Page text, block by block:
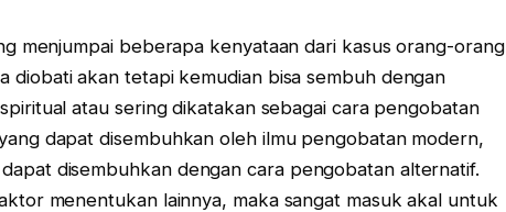
beberapa kenyataan dari kasus orang-orang
diobati akan tetapi kemudian bisa sembuh dengan
atau sering dikatakan sebagai cara pengobatan
dapat disembuhkan oleh ilmu pengobatan modern,
disembuhkan dengan cara pengobatan alternatif.
menentukan lainnya, maka sangat masuk akal untuk